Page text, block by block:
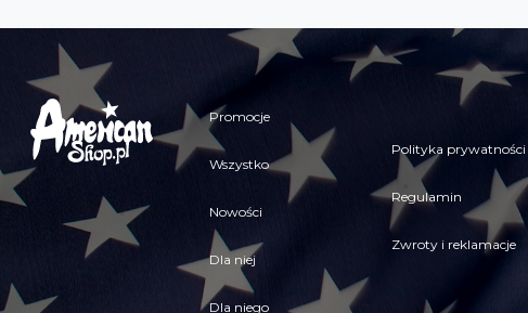
Promocje
Wszystko
Nowości
Dla niej
Dla niego
Polityka prywatności
Regulamin
Zwroty i reklamacje